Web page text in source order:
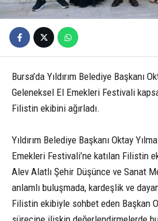
Bursa’da Yıldırım Belediye Başkanı
Geleneksel El Emekleri Festivali
Filistin ekibini ağırladı.
Yıldırım Belediye Başkanı Oktay
Emekleri Festivali’ne katılan Filistin
Alev Alatlı Şehir Düşünce ve Sanat
anlamlı buluşmada, kardeşlik ve
Filistin ekibiyle sohbet eden Başkan